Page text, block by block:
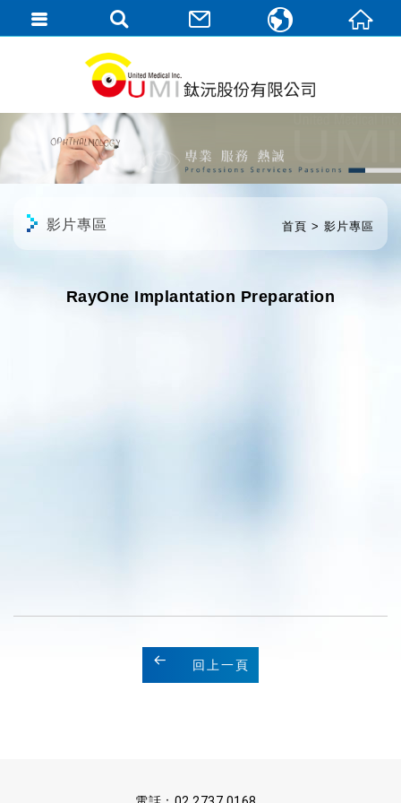
首頁 影片專區
影片專區
RayOne Implantation Preparation
回上一頁
English